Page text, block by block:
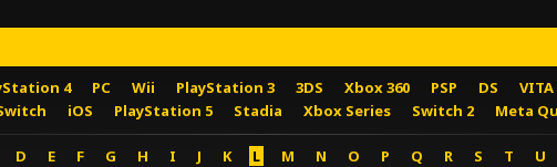
4 PC Wii PlayStation 3 3DS Xbox 360 PSP DS VITA
iOS PlayStation 5 Stadia Xbox Series Switch 2 Meta
D E F G H I J K L M N O P Q R S T U